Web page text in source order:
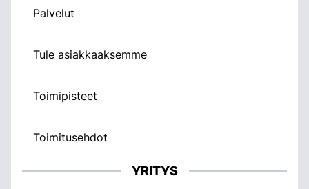
Palvelut
Tule asiakkaaksemme
Toimipisteet
Toimitusehdot
YRITYS